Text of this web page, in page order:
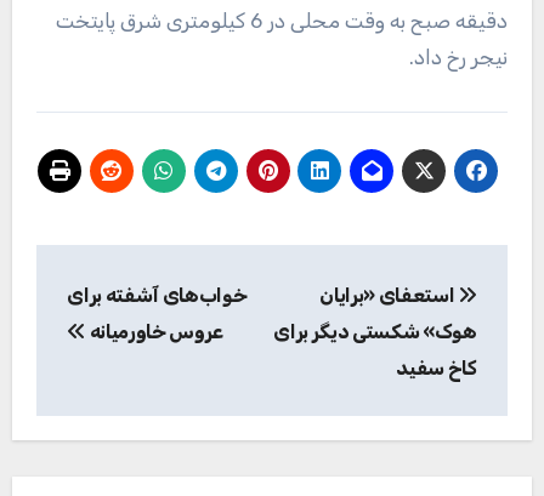
دقیقه صبح به وقت محلی در 6 کیلومتری شرق پایتخت
نیجر رخ داد.
نوشته
استعفای «برایان
هوک» شکستی دیگر برای
کاخ سفید
خواب‌های آشفته برای
عروس خاورمیانه